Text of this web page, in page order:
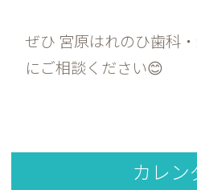
ぜひ 宮原はれのひ歯科
にご相談ください😊
カレン